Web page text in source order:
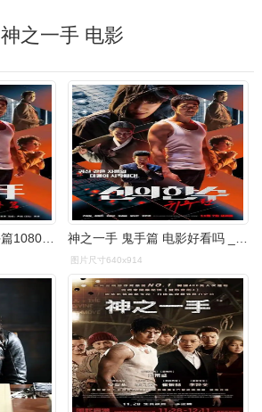
神之一手 电影
图片尺寸640x914